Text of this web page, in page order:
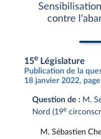
contre
15e Législature
Publication de la
18 janvier 2022,
Question de : M.
Nord (19e
M. Sébastien